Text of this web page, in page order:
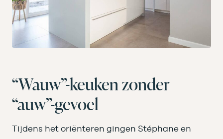
“Wauw”-keuken zonder
“auw”-gevoel
Tijdens het oriënteren gingen Stéphane en